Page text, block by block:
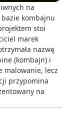
na
bazie kombajnu
stoi
marek
nazwę
(kombajn) i
malowanie, lecz
przypomina
na